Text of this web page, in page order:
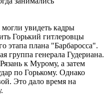
увидеть кадры
Горький гитлеровцы
этапа плана "Барбаросса".
группа генерала Гудериана.
к Мурому, а затем
по Горькому. Однако
Это дало время на